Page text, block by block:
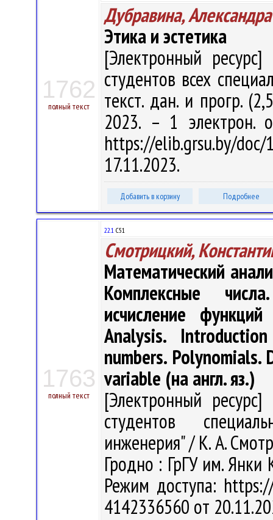
1762
полный текст
Дубравина,
Этика и эстетика
[Электронный
студентов всех
текст. дан. и прогр.
2023. – 1 электрон.
https://elib.grsu.by/
17.11.2023.
Добавить в корзину Подробнее
1763
полный текст
22.1 С51
Смотрицкий,
Математический
Комплексные
исчисление
Analysis.
numbers.
variable (на англ. яз.)
[Электронный
студентов
инженерия" / К. А.
Гродно : ГрГУ им. Янки
Режим доступа:
4142336560 от